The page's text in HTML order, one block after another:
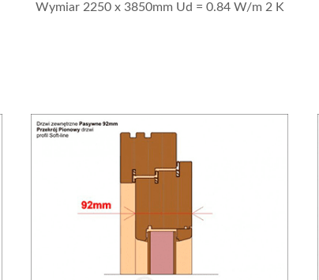
Wymiar 2250 x 3850mm Ud = 0.84 W/m 2 K